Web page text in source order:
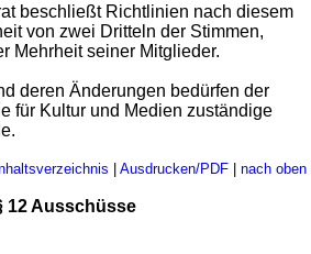
beschließt Richtlinien nach diesem
von zwei Dritteln der Stimmen,
Mehrheit seiner Mitglieder.
deren Änderungen bedürfen der
für Kultur und Medien zuständige
| Ausdrucken/PDF| nach oben
12 Ausschüsse